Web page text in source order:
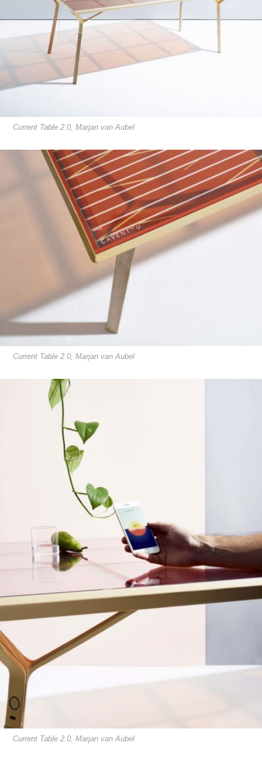
Current Table 2.0, Marjan van Aubel
Current Table 2.0, Marjan van Aubel
Current Table 2.0, Marjan van Aubel